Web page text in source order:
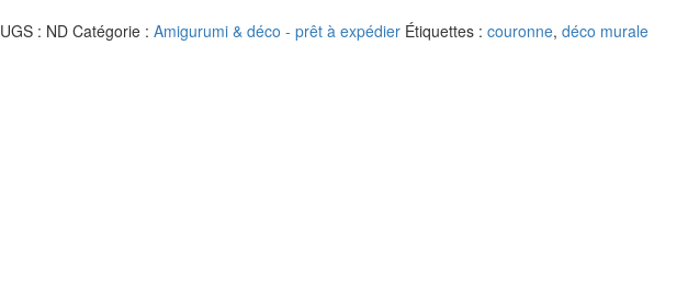
d'eucalyptus
UGS : ND Catégorie :Amigurumi & déco - prêt à expédier Étiquettes :couronne,déco murale